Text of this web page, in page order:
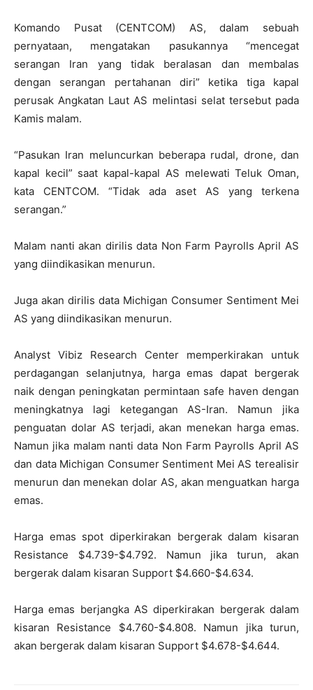
Komando Pusat (CENTCOM) AS, dalam sebuah
pernyataan, mengatakan pasukannya “mencegat
serangan Iran yang tidak beralasan dan membalas
dengan serangan pertahanan diri” ketika tiga kapal
perusak Angkatan Laut AS melintasi selat tersebut pada
Kamis malam.
“Pasukan Iran meluncurkan beberapa rudal, drone, dan
kapal kecil” saat kapal-kapal AS melewati Teluk Oman,
kata CENTCOM. “Tidak ada aset AS yang terkena
serangan.”
Malam nanti akan dirilis data Non Farm Payrolls April AS
yang diindikasikan menurun.
Juga akan dirilis data Michigan Consumer Sentiment Mei
AS yang diindikasikan menurun.
Analyst Vibiz Research Center memperkirakan untuk
perdagangan selanjutnya, harga emas dapat bergerak
naik dengan peningkatan permintaan safe haven dengan
meningkatnya lagi ketegangan AS-Iran. Namun jika
penguatan dolar AS terjadi, akan menekan harga emas.
Namun jika malam nanti data Non Farm Payrolls April AS
dan data Michigan Consumer Sentiment Mei AS terealisir
menurun dan menekan dolar AS, akan menguatkan harga
emas.
Harga emas spot diperkirakan bergerak dalam kisaran
Resistance $4.739-$4.792. Namun jika turun, akan
bergerak dalam kisaran Support $4.660-$4.634.
Harga emas berjangka AS diperkirakan bergerak dalam
kisaran Resistance $4.760-$4.808. Namun jika turun,
akan bergerak dalam kisaran Support $4.678-$4.644.